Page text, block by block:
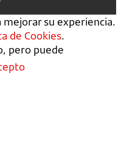
mejorar su experiencia.
de Cookies.
pero puede